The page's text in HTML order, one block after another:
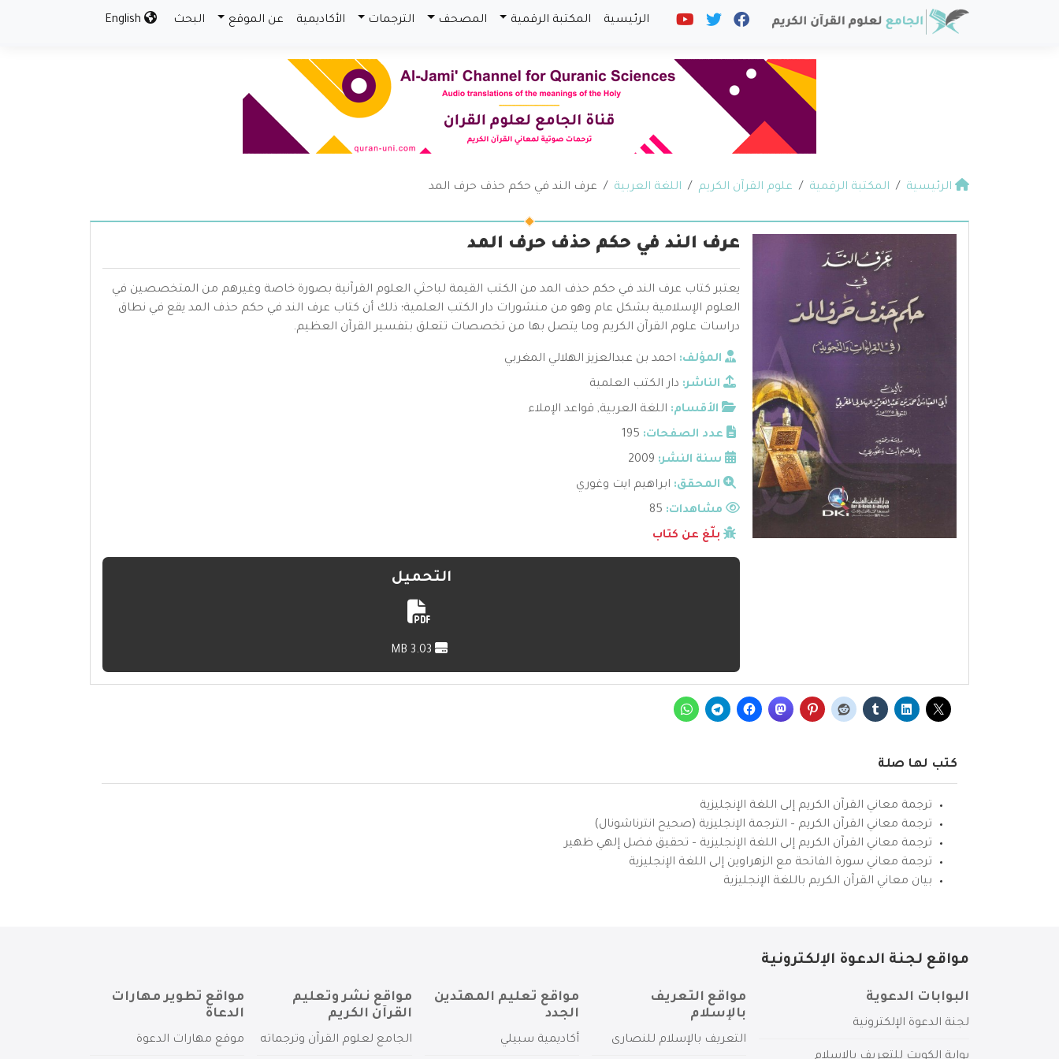
الرئيسية المكتبة الرقمية المصحف الترجمات الأكاديمية عن الموقع البحث
الرئيسية المكتبة الرقمية علوم القرآن الكريم اللغة العربية عرف الند في حكم حذف حرف المد
عرف الند في حكم حذف حرف المد
يعتبر كتاب عرف الند في حكم حذف المد من الكتب القيمة لباحثي العلوم القرآنية بصورة خاصة وغيرهم من المتخصصين في
العلوم الإسلامية بشكل عام وهو من منشورات دار الكتب العلمية؛ ذلك أن كتاب عرف الند في حكم حذف المد يقع في نطاق
دراسات علوم القرآن الكريم وما يتصل بها من تخصصات تتعلق بتفسير القرآن العظيم.
المؤلف: احمد بن عبدالعزيز الهلالي المغربي
الناشر: دار الكتب العلمية
الأقسام: اللغة العربية, قواعد الإملاء
عدد الصفحات: 195
سنة النشر: 2009
المحقق: ابراهيم ايت وغوري
مشاهدات:
بلّغ عن كتاب
التحميل
كتب لها صلة
ترجمة معاني القرآن الكريم إلى اللغة الإنجليزية
ترجمة معاني القرآن الكريم – الترجمة الإنجليزية (صحيح انترناشونال)
ترجمة معاني القرآن الكريم إلى اللغة الإنجليزية – تحقيق فضل إلهي ظهير
ترجمة معاني سورة الفاتحة مع الزهراوين إلى اللغة الإنجليزية
بيان معاني القرآن الكريم باللغة الإنجليزية
مواقع لجنة الدعوة الإلكترونية
البوابات الدعوية
لجنة الدعوة الإلكترونية
مواقع التعريف
بالإسلام
التعريف بالإسلام للنصارى
مواقع تعليم المهتدين
الجدد
أكاديمية سبيلي
مواقع نشر وتعليم
القرآن الكريم
الجامع لعلوم القرآن وترجماته
مواقع تطوير مهارات
الدعاة
موقع مهارات الدعوة